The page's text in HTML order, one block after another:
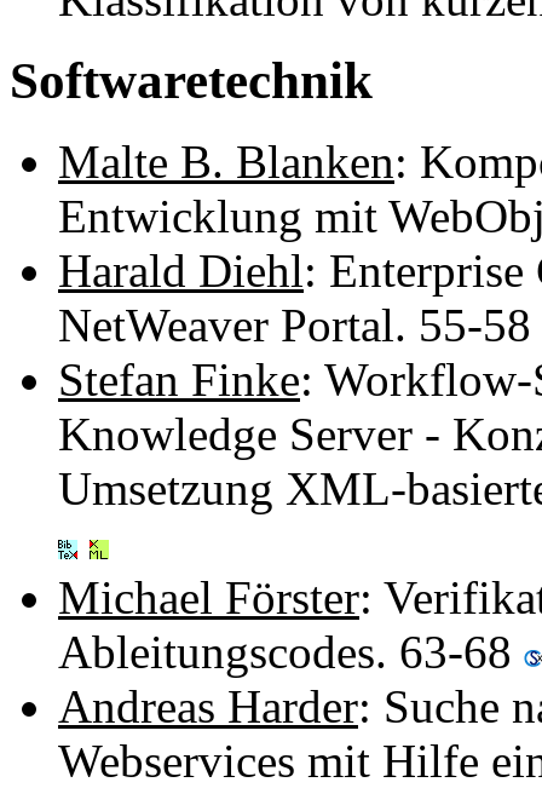
Softwaretechnik
Malte B. Blanken:
Entwicklung mit
Harald Diehl: Enterprise
NetWeaver Portal. 55-58
Stefan Finke:
Knowledge Server -
Umsetzung XML-
Michael Förster:
Ableitungscodes. 63-68
Andreas Harder: Suche
Webservices mit Hilfe